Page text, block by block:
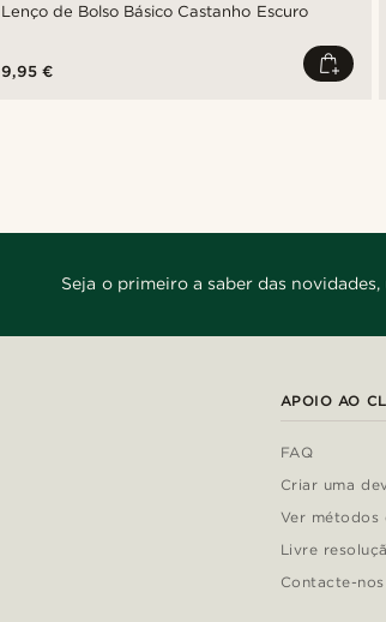
Lenço de Bolso Básico Castanho Escuro
9,95 €
Seja o primeiro a saber das
APOIO AO
FAQ
Criar uma
Ver métodos
Livre
Contacte-nos